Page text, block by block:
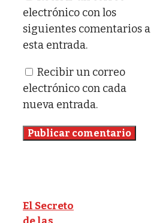
electrónico con los
siguientes comentarios a
esta entrada.
Recibir un correo
electrónico con cada
nueva entrada.
El Secreto